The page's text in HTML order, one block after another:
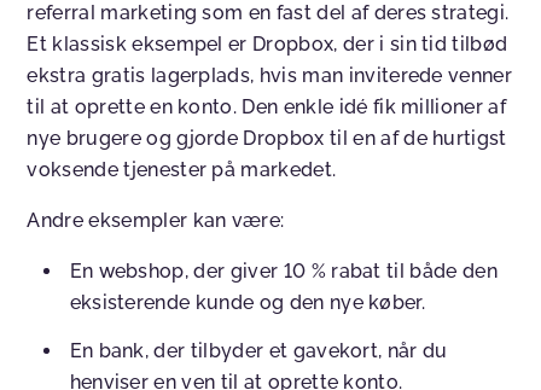
referral marketing som en fast del af deres strategi.
Et klassisk eksempel er Dropbox, der i sin tid tilbød
ekstra gratis lagerplads, hvis man inviterede venner
til at oprette en konto. Den enkle idé fik millioner af
nye brugere og gjorde Dropbox til en af de hurtigst
voksende tjenester på markedet.
Andre eksempler kan være:
En webshop, der giver 10 % rabat til både den
eksisterende kunde og den nye køber.
En bank, der tilbyder et gavekort, når du
henviser en ven til at oprette konto.